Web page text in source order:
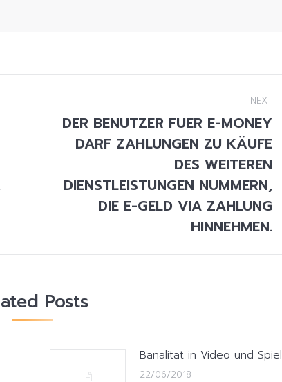
NEXT
post:
DER BENUTZER FUER E-MONEY
DARF ZAHLUNGEN ZU KÄUFE
DES WEITEREN
DIENSTLEISTUNGEN NUMMERN,
DIE E-GELD VIA ZAHLUNG
HINNEHMEN.
Posts
Banalitat in Video und Spiel
22/06/2018